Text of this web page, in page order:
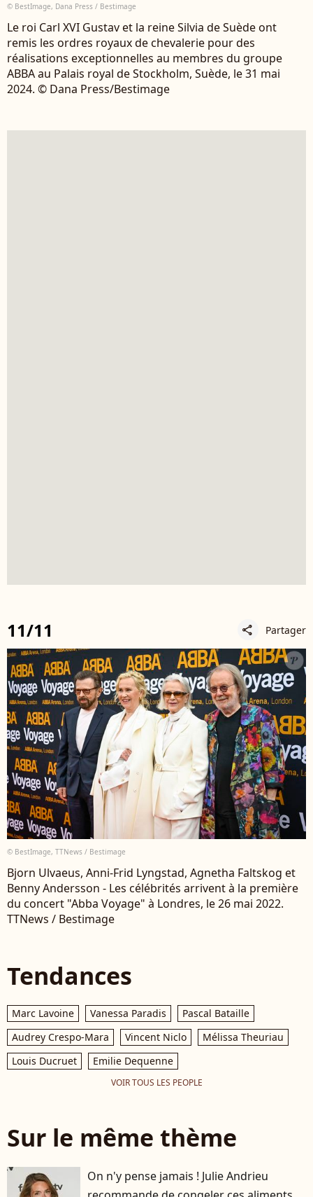
© BestImage, Dana Press / Bestimage
Le roi Carl XVI Gustav et la reine Silvia de Suède ont
remis les ordres royaux de chevalerie pour des
réalisations exceptionnelles au membres du groupe
ABBA au Palais royal de Stockholm, Suède, le 31 mai
2024. © Dana Press/Bestimage
11/11 share Partager
© BestImage, TTNews / Bestimage
Bjorn Ulvaeus, Anni-Frid Lyngstad, Agnetha Faltskog et
Benny Andersson - Les célébrités arrivent à la première
du concert "Abba Voyage" à Londres, le 26 mai 2022.
TTNews / Bestimage
Tendances
Marc Lavoine Vanessa Paradis
Pascal Bataille
Audrey Crespo-Mara
Vincent Niclo
Mélissa Theuriau
Louis Ducruet
Emilie Dequenne
VOIR TOUS LES PEOPLE
Sur le même thème
On n'y pense jamais ! Julie Andrieu